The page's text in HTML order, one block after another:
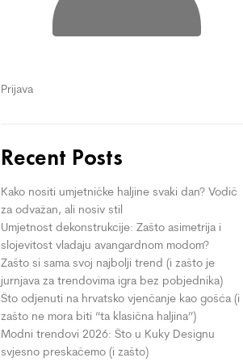
Prijava
Recent Posts
Kako nositi umjetničke haljine svaki dan? Vodič
za odvažan, ali nosiv stil
Umjetnost dekonstrukcije: Zašto asimetrija i
slojevitost vladaju avangardnom modom?
Zašto si sama svoj najbolji trend (i zašto je
jurnjava za trendovima igra bez pobjednika)
Što odjenuti na hrvatsko vjenčanje kao gošća (i
zašto ne mora biti “ta klasična haljina”)
Modni trendovi 2026: Što u Kuky Designu
svjesno preskačemo (i zašto)